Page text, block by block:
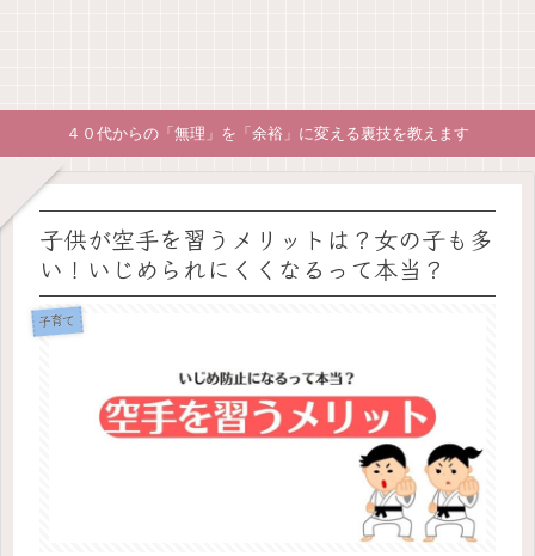
４０代からの「無理」を「余裕」に変える裏技を教えます
子供が空手を習うメリットは？女の子も多
い！いじめられにくくなるって本当？
子育て